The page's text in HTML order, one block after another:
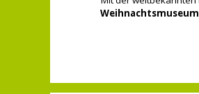
Weihnachtsmuseum